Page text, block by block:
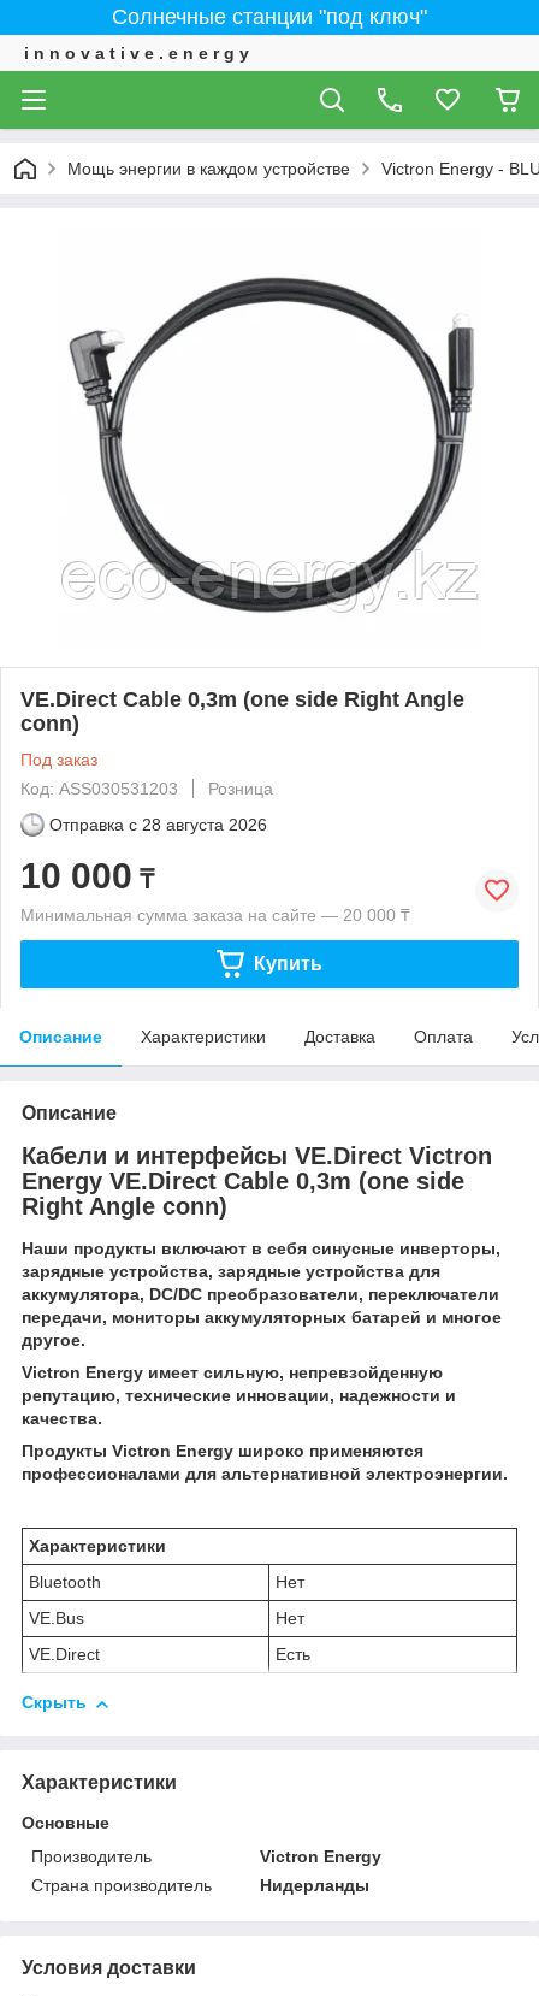
Солнечные станции "под ключ"
i n n o v a t i v e . e n e r g y
Мощь энергии в каждом устройстве Victron Energy -
VE.Direct Cable 0,3m (one side Right Angle
conn)
Под заказ
Код: ASS030531203
Розница
Отправка с 28 августа 2026
10 000 ₸
Минимальная сумма заказа на сайте — 20 000 ₸
Купить
Описание Характеристики Доставка Оплата
Описание
Кабели и интерфейсы VE.Direct Victron
Energy VE.Direct Cable 0,3m (one side
Right Angle conn)
Наши продукты включают в себя синусные инверторы,
зарядные устройства, зарядные устройства для
аккумулятора, DC/DC преобразователи, переключатели
передачи, мониторы аккумуляторных батарей и многое
другое.
Victron Energy имеет сильную, непревзойденную
репутацию, технические инновации, надежности и
качества.
Продукты Victron Energy широко применяются
профессионалами для альтернативной электроэнергии.
Характеристики
Bluetooth
Нет
VE.Bus
Нет
VE.Direct
Есть
Скрыть
Характеристики
Основные
Производитель
Victron Energy
Страна производитель
Нидерланды
Условия доставки